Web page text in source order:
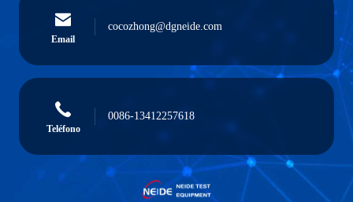
Email
cocozhong@dgneide.com
Teléfono
0086-13412257618